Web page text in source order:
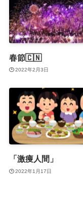
春節🇨🇳
2022年2月3日
「激痩人間」
2022年1月17日